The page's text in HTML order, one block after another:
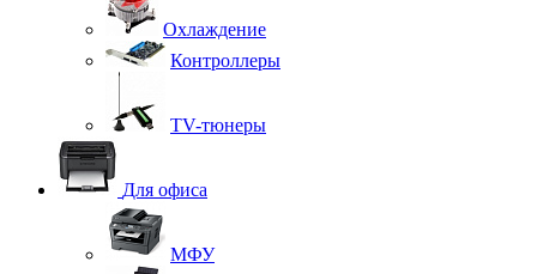
Охлаждение
Контроллеры
TV-тюнеры
Для офиса
МФУ